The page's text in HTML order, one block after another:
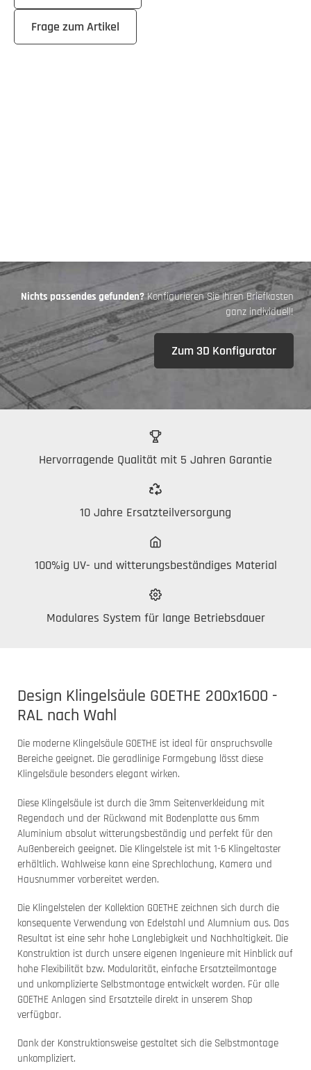
Frage zum Artikel
Nichts passendes gefunden?Konfigurieren Sie Ihren Briefkasten
ganz individuell!
Zum 3D Konfigurator
Hervorragende Qualität mit 5 Jahren Garantie
10 Jahre Ersatzteilversorgung
100%ig UV- und witterungsbeständiges Material
Modulares System für lange Betriebsdauer
Design Klingelsäule GOETHE 200x1600 -
RAL nach Wahl
Die moderne Klingelsäule GOETHE ist ideal für anspruchsvolle
Bereiche geeignet. Die geradlinige Formgebung lässt diese
Klingelsäule besonders elegant wirken.
Diese Klingelsäule ist durch die 3mm Seitenverkleidung mit
Regendach und der Rückwand mit Bodenplatte aus 6mm
Aluminium absolut witterungsbeständig und perfekt für den
Außenbereich geeignet. Die Klingelstele ist mit 1-6 Klingeltaster
erhältlich. Wahlweise kann eine Sprechlochung, Kamera und
Hausnummer vorbereitet werden.
Die Klingelstelen der Kollektion GOETHE zeichnen sich durch die
konsequente Verwendung von Edelstahl und Alumnium aus. Das
Resultat ist eine sehr hohe Langlebigkeit und Nachhaltigkeit. Die
Konstruktion ist durch unsere eigenen Ingenieure mit Hinblick auf
hohe Flexibilität bzw. Modularität, einfache Ersatzteilmontage
und unkomplizierte Selbstmontage entwickelt worden. Für alle
GOETHE Anlagen sind Ersatzteile direkt in unserem Shop
verfügbar.
Dank der Konstruktionsweise gestaltet sich die Selbstmontage
unkompliziert.